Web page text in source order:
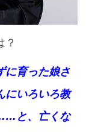
に育った娘さ
にいろいろ教
と、亡くな